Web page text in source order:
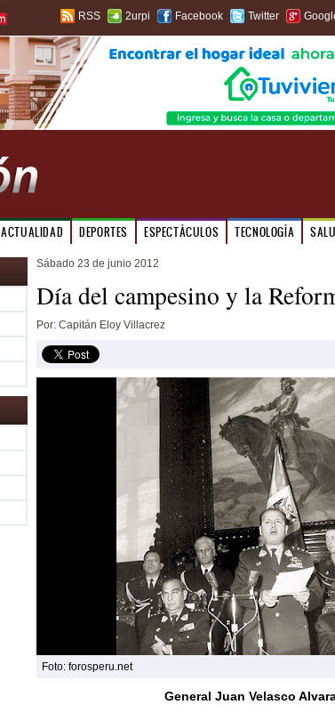
RSS 2urpi Facebook Twitter
ACTUALIDAD DEPORTES ESPECTÁCULOS TECNOLOGÍA
Sábado 23 de junio 2012
Día del campesino y la
Por: Capitán Eloy Villacrez
Foto: forosperu.net
General Juan Velasco